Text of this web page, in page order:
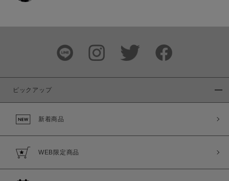
ピックアップ
新着商品
WEB限定商品